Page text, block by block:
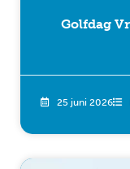
Golfdag
25 juni 2026